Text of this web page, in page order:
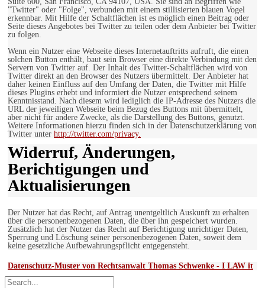
"Twitter" oder "Folge", verbunden mit einem stillisierten blauen Vogel
erkennbar. Mit Hilfe der Schaltflächen ist es möglich einen Beitrag oder
Seite dieses Angebotes bei Twitter zu teilen oder dem Anbieter bei Twitter
zu folgen.
Wenn ein Nutzer eine Webseite dieses Internetauftritts aufruft, die einen
solchen Button enthält, baut sein Browser eine direkte Verbindung mit den
Servern von Twitter auf. Der Inhalt des Twitter-Schaltflächen wird von
Twitter direkt an den Browser des Nutzers übermittelt. Der Anbieter hat
daher keinen Einfluss auf den Umfang der Daten, die Twitter mit Hilfe
dieses Plugins erhebt und informiert die Nutzer entsprechend seinem
Kenntnisstand. Nach diesem wird lediglich die IP-Adresse des Nutzers die
URL der jeweiligen Webseite beim Bezug des Buttons mit übermittelt,
aber nicht für andere Zwecke, als die Darstellung des Buttons, genutzt.
Weitere Informationen hierzu finden sich in der Datenschutzerklärung von
Twitter unter http://twitter.com/privacy.
Widerruf, Änderungen,
Berichtigungen und
Aktualisierungen
Der Nutzer hat das Recht, auf Antrag unentgeltlich Auskunft zu erhalten
über die personenbezogenen Daten, die über ihn gespeichert wurden.
Zusätzlich hat der Nutzer das Recht auf Berichtigung unrichtiger Daten,
Sperrung und Löschung seiner personenbezogenen Daten, soweit dem
keine gesetzliche Aufbewahrungspflicht entgegensteht.
Datenschutz-Muster von Rechtsanwalt Thomas Schwenke - I LAW it